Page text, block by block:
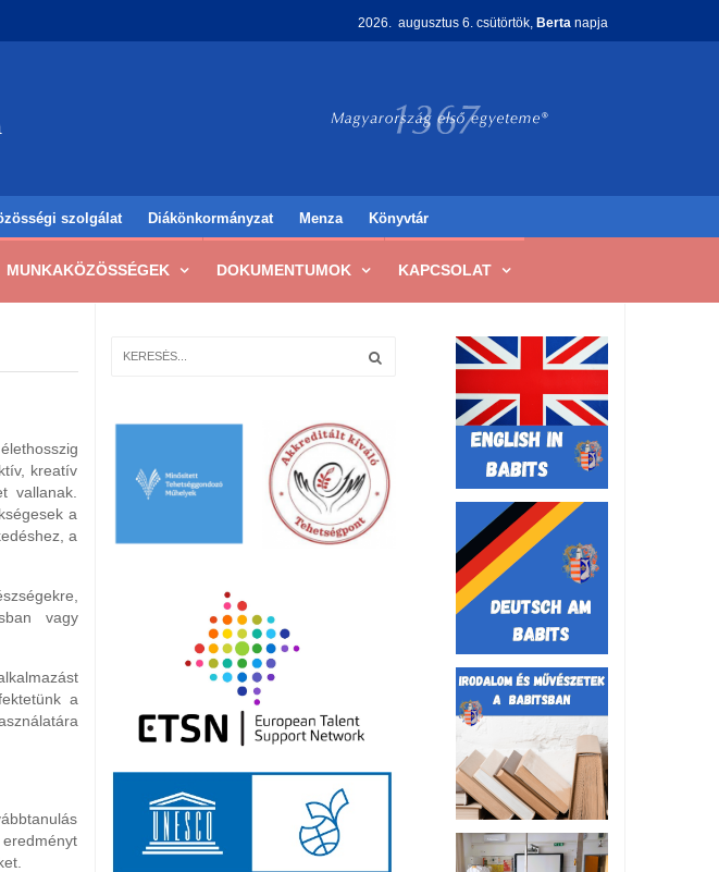
2026. augusztus 6. csütörtök, Berta napja
szolgálat Diákönkormányzat Menza Könyvtár
MUNKAKÖZÖSSÉGEK DOKUMENTUMOK KAPCSOLAT
kreatív
vallanak.
a
a
vagy
a